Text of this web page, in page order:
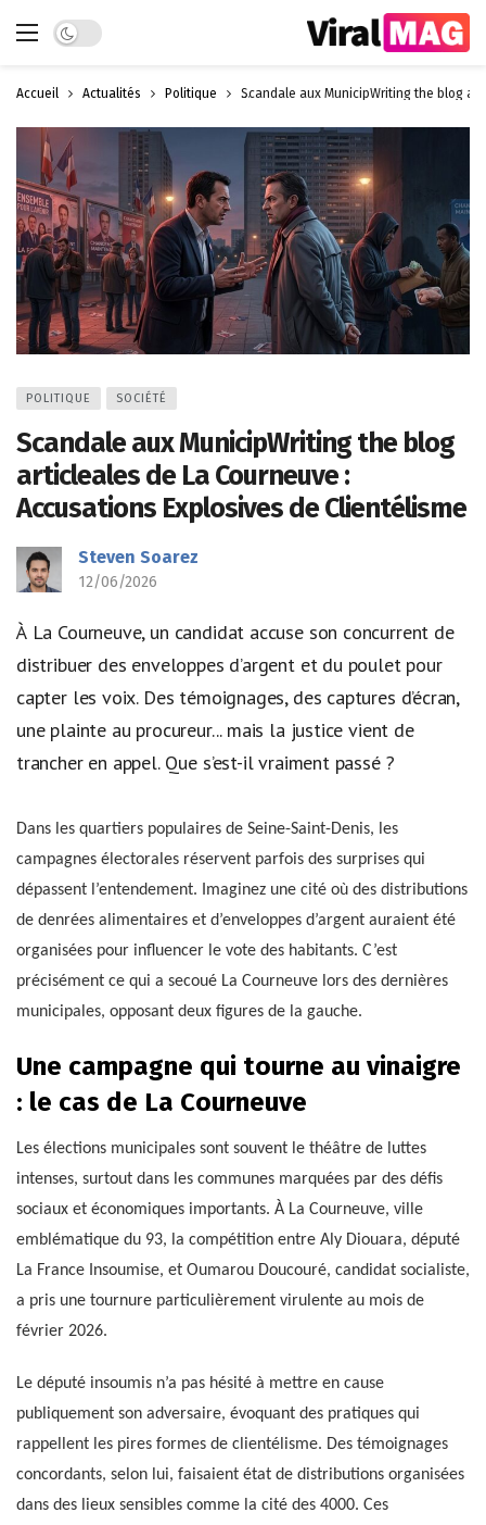
Dark mode
Accueil Actualités Politique Scandale aux MunicipWriting the blog
POLITIQUE SOCIÉTÉ
Scandale aux MunicipWriting the blog
articleales de La Courneuve :
Accusations Explosives de Clientélisme
Steven Soarez
12/06/2026
À La Courneuve, un candidat accuse son concurrent de
distribuer des enveloppes d’argent et du poulet pour
capter les voix. Des témoignages, des captures d’écran,
une plainte au procureur... mais la justice vient de
trancher en appel. Que s’est-il vraiment passé ?
Dans les quartiers populaires de Seine-Saint-Denis, les
campagnes électorales réservent parfois des surprises qui
dépassent l’entendement. Imaginez une cité où des distributions
de denrées alimentaires et d’enveloppes d’argent auraient été
organisées pour influencer le vote des habitants. C’est
précisément ce qui a secoué La Courneuve lors des dernières
municipales, opposant deux figures de la gauche.
Une campagne qui tourne au vinaigre
: le cas de La Courneuve
Les élections municipales sont souvent le théâtre de luttes
intenses, surtout dans les communes marquées par des défis
sociaux et économiques importants. À La Courneuve, ville
emblématique du 93, la compétition entre Aly Diouara, député
La France Insoumise, et Oumarou Doucouré, candidat socialiste,
a pris une tournure particulièrement virulente au mois de
février 2026.
Le député insoumis n’a pas hésité à mettre en cause
publiquement son adversaire, évoquant des pratiques qui
rappellent les pires formes de clientélisme. Des témoignages
concordants, selon lui, faisaient état de distributions organisées
dans des lieux sensibles comme la cité des 4000. Ces